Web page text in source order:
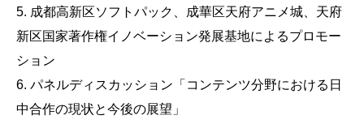
5. 成都高新区ソフトパック、成華区天府アニメ城、天府
新区国家著作権イノベーション発展基地によるプロモー
ション
6. パネルディスカッション「コンテンツ分野における日
中合作の現状と今後の展望」